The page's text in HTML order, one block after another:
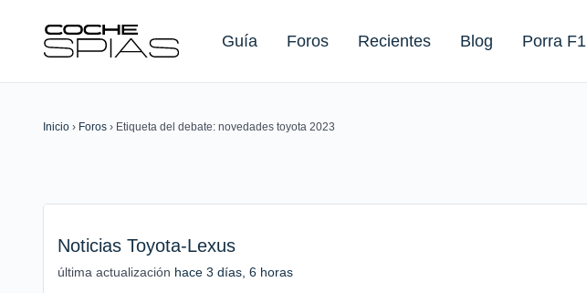
Guía Foros Recientes Blog Porra F1
Buscar:
Inicio › Foros › Etiqueta del debate: novedades toyota 2023
Noticias Toyota-Lexus
última actualización hace 3 días, 6 horas